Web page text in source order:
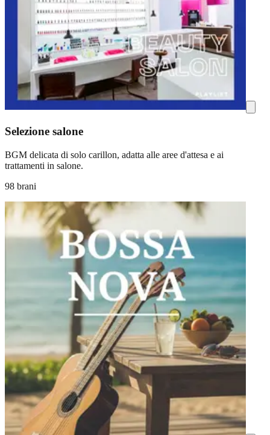
Selezione salone
BGM delicata di solo carillon, adatta alle aree d'attesa e ai
trattamenti in salone.
98 brani